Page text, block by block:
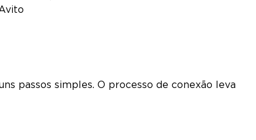
passos simples. O processo de conexão leva